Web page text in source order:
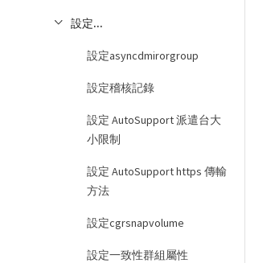
設定...
設定asyncdmirorgroup
設定稽核記錄
設定 AutoSupport 派遣台大
小限制
設定 AutoSupport https 傳輸
方法
設定cgrsnapvolume
設定一致性群組屬性